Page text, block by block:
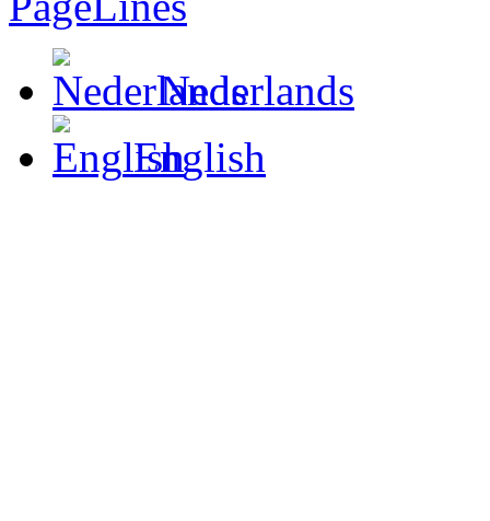
Nederlands
English